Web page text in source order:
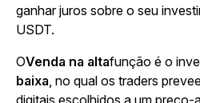
ganhar juros sobre o seu
USDT.
OVenda na altafunção é o
baixa , no qual os traders
digitais escolhidos a um